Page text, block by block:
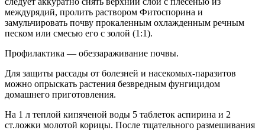
междурядий, пролить раствором Фитоспорина и
замульчировать почву прокаленным охлажденным речным
песком или смесью его с золой (1:1).
Профилактика — обеззараживание почвы.
Для защиты рассады от болезней и насекомых-паразитов
можно опрыскать растения безвредным фунгицидом
домашнего приготовления.
На 1 л теплой кипяченой воды 5 таблеток аспирина и 2
ст.ложки молотой корицы. После тщательного размешивания